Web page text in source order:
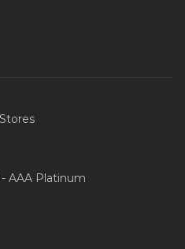
AAA Platinum